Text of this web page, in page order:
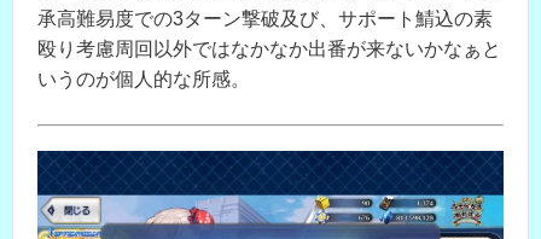
承高難易度での3ターン撃破及び、サポート鯖込の素
殴り考慮周回以外ではなかなか出番が来ないかなぁと
いうのが個人的な所感。